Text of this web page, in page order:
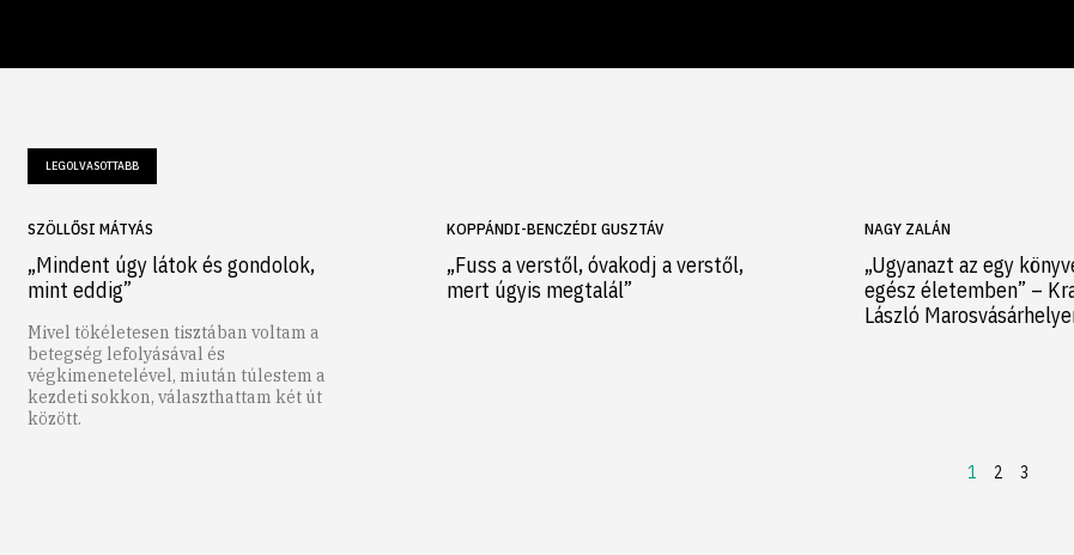
LEGOLVASOTTABB
SZÖLLŐSI MÁTYÁS
„Mindent úgy látok és gondolok,
mint eddig”
Mivel tökéletesen tisztában voltam a
betegség lefolyásával és
végkimenetelével, miután túlestem a
kezdeti sokkon, választhattam két út
között.
KOPPÁNDI-BENCZÉDI GUSZTÁV
„Fuss a verstől, óvakodj a verstől,
mert úgyis megtalál”
NAGY ZALÁN
„Ugyanazt az egy
egész életemben” –
László
1 2 3